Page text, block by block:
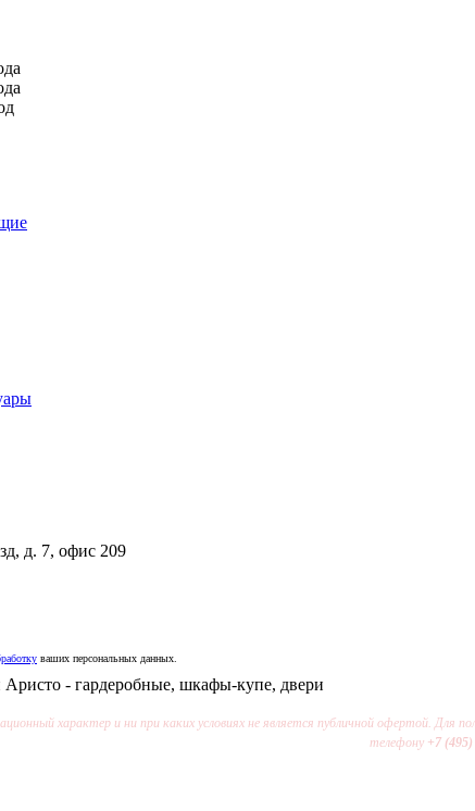
д. 7, офис 209
ваших персональных данных.
- гардеробные, шкафы-купе, двери
характер и ни при каких условиях не является публичной офертой.
телефону +7